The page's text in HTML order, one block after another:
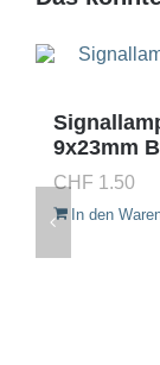
9x23mm
CHF 1.50
In den